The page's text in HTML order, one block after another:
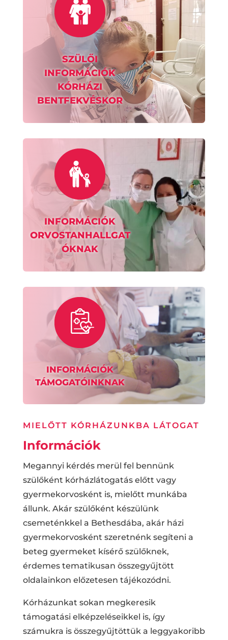
SZÜLŐI
INFORMÁCIÓK
KÓRHÁZI
BENTFEKVÉSKOR
INFORMÁCIÓK
ORVOSTANHALLGAT
ÓKNAK
INFORMÁCIÓK
TÁMOGATÓINKNAK
MIELŐTT KÓRHÁZUNKBA LÁTOGAT
Információk
Megannyi kérdés merül fel bennünk
szülőként kórházlátogatás előtt vagy
gyermekorvosként is, mielőtt munkába
állunk. Akár szülőként készülünk
csemeténkkel a Bethesdába, akár házi
gyermekorvosként szeretnénk segíteni a
beteg gyermeket kísérő szülőknek,
érdemes tematikusan összegyűjtött
oldalainkon előzetesen tájékozódni.
Kórházunkat sokan megkeresik
támogatási elképzeléseikkel is, így
számukra is összegyűjtöttük a leggyakoribb